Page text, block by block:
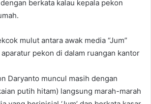
berkata kalau kepala pekon
mulut antara awak media “Jum”
pekon di dalam ruangan kantor
Daryanto muncul masih dengan
putih hitam) langsung marah-marah